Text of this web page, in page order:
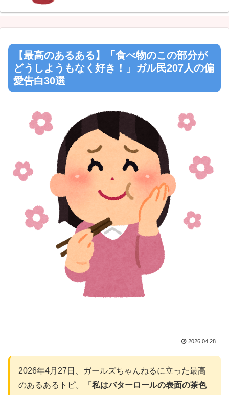
【最高のあるある】「食べ物のこの部分が
どうしようもなく好き！」ガル民207人の偏
愛告白30選
2026.04.28
2026年4月27日、ガールズちゃんねるに立った最高
のあるあるトピ。
「私はバターロールの表面の茶色